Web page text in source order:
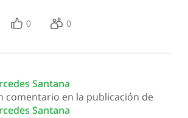
0 0
Santana
comentario en la publicación de
Santana